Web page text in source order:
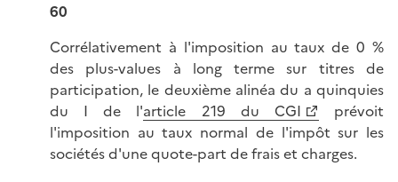
60
Corrélativement à l'imposition au taux de 0 %
des plus-values à long terme sur titres de
participation, le deuxième alinéa du a quinquies
du I de l'article 219 du CGI
prévoit
l'imposition au taux normal de l'impôt sur les
sociétés d'une quote-part de frais et charges.